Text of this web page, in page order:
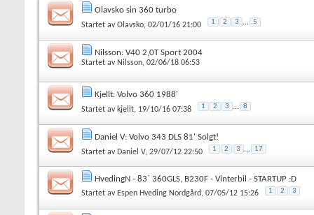
Olavsko sin 360 turbo
Startet avOlavsko, 02/01/16 21:00 1 2 3 ... 5
Nilsson: V40 2,0T Sport 2004
Startet av Nilsson, 02/06/18 06:53
Kjellt: Volvo 360 1988'
Startet av kjellt, 19/10/16 07:38 1 2 3 ... 8
Daniel V: Volvo 343 DLS 81' Solgt!
Startet av Daniel V, 29/07/12 22:50 1 2 3 ... 17
HvedingN - 83` 360GLS, B230F - Vinterbil - STARTUP :D
Startet av Espen Hveding Nordgård, 07/05/12 15:26 1 2 3